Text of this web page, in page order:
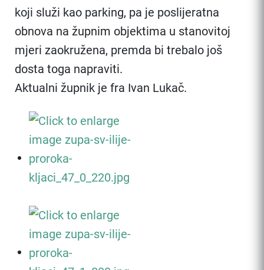
koji služi kao parking, pa je poslijeratna
obnova na župnim objektima u stanovitoj
mjeri zaokružena, premda bi trebalo još
dosta toga napraviti.
Aktualni župnik je fra Ivan Lukač.